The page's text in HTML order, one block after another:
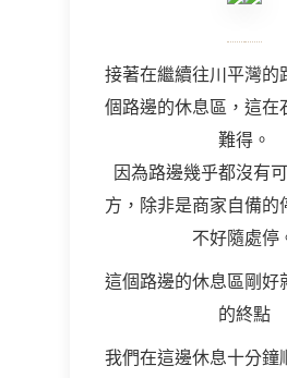
接著在繼續往川平灣的
個路邊的休息區，這在
難得。
因為路邊幾乎都沒有
方，除非是商家自備的
不好隨處停
這個路邊的休息區剛好
的終點
我們在這邊休息十分鐘